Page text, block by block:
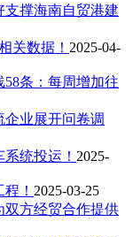
撑海南自贸港建
关数据！ 2025-04-
条：每周增加往
企业展开问卷调
统投运！ 2025-
！ 2025-03-25
双方经贸合作提供